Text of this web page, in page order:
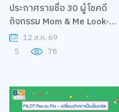
ประกาศรายชื่อ 30 ผู้โชคดี
กิจกรรม Mom & Me Look-
Alike Challenge
12 ส.ค. 69
5
78